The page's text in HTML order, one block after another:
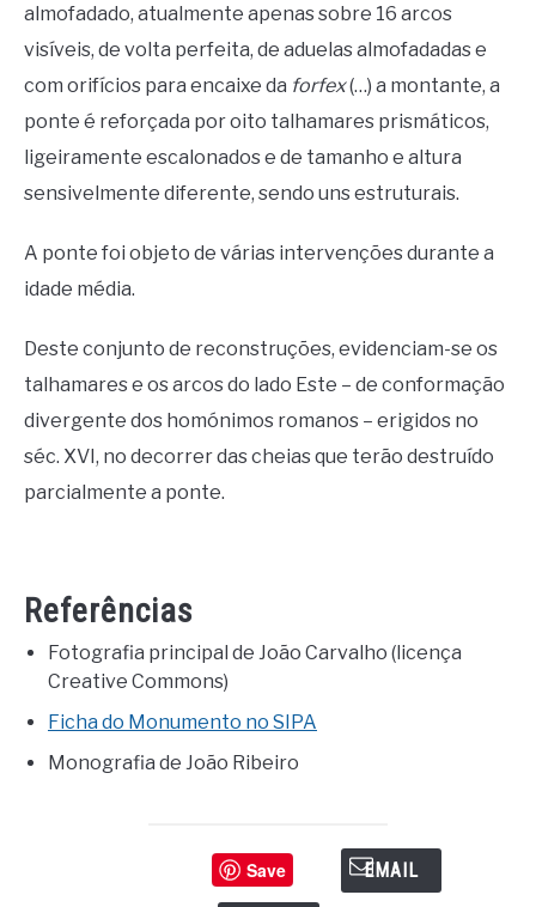
almofadado, atualmente apenas sobre 16 arcos
visíveis, de volta perfeita, de aduelas almofadadas e
com orifícios para encaixe da forfex(…) a montante, a
ponte é reforçada por oito talhamares prismáticos,
ligeiramente escalonados e de tamanho e altura
sensivelmente diferente, sendo uns estruturais.
A ponte foi objeto de várias intervenções durante a
idade média.
Deste conjunto de reconstruções, evidenciam-se os
talhamares e os arcos do lado Este – de conformação
divergente dos homónimos romanos – erigidos no
séc. XVI, no decorrer das cheias que terão destruído
parcialmente a ponte.
Referências
Fotografia principal de João Carvalho (licença
Creative Commons)
Ficha do Monumento no SIPA
Monografia de João Ribeiro
Save EMAIL